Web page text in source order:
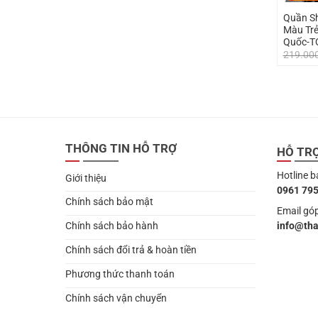
Quần
Màu
Quốc-
THÔNG TIN HỖ TRỢ
Giới thiệu
Chính sách bảo mật
Chính sách bảo hành
Chính sách đổi trả & hoàn tiền
Phương thức thanh toán
Chính sách vận chuyển
HỖ
Hotline
0961
Email